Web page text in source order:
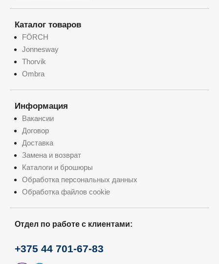
Каталог товаров
FÖRCH
Jonnesway
Thorvik
Ombra
Информация
Вакансии
Договор
Доставка
Замена и возврат
Каталоги и брошюры
Обработка персональных данных
Обработка файлов cookie
Отдел по работе с клиентами:
+375 44 701-67-83